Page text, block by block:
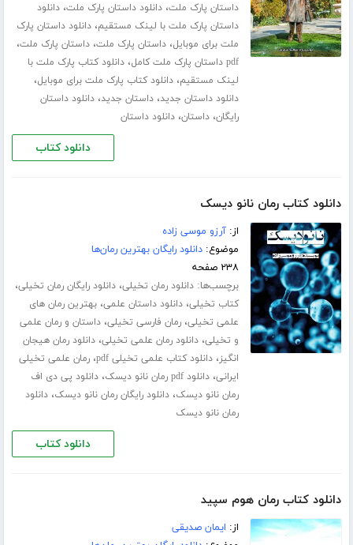
داستان پارک ملت،دانلود داستان پارک ملت،دانلود
داستان پارک ملت با لینک مستقیم،دانلود داستان پارک
ملت برای موبایل،داستان پارک ملت،داستان پارک ملت،
pdf داستان پارک ملت کامل ،دانلود کتاب پارک ملت با
لینک مستقیم،دانلود کتاب پارک ملت برای موبایل،
دانلود داستان جدید،داستان جدید،دانلود داستان
رایگان،داستان،دانلود داستان
دانلود کتاب
دانلود کتاب رمان نانو دیسک
از:آرزو موسی زاده
موضوع:دانلود رایگان بهترین رمان‌ها
۲۳۸ صفحه
برچسب‌ها:دانلود رمان تخیلی،دانلود رایگان رمان تخیلی،
کتاب تخیلی،دانلود داستان علمی،بهترین رمان های
علمی تخیلی،رمان فارسی تخیلی،داستان و رمان علمی
و تخیلی،دانلود رمان علمی تخیلی،دانلود رمان هیجان
انگیز،دانلود کتاب علمی تخیلی pdf ،رمان علمی تخیلی
ایرانی،دانلود pdf رمان نانو دیسک ،دانلود پی دی اف
رمان نانو دیسک،دانلود رایگان رمان نانو دیسک،دانلود
رمان نانو دیسک
دانلود کتاب
دانلود کتاب رمان هوم سپید
از: ایمان صدیقی